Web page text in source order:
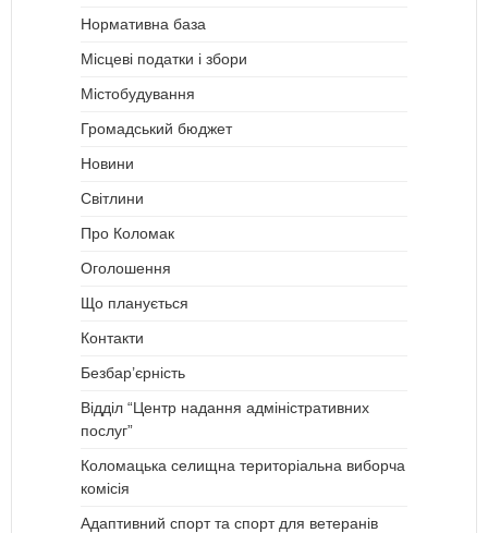
Нормативна база
Місцеві податки і збори
Містобудування
Громадський бюджет
Новини
Світлини
Про Коломак
Оголошення
Що планується
Контакти
Безбар’єрність
Відділ “Центр надання адміністративних
послуг”
Коломацька селищна територіальна виборча
комісія
Адаптивний спорт та спорт для ветеранів